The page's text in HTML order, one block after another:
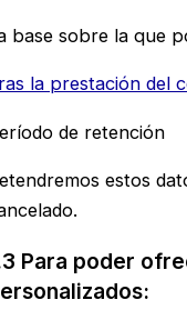
base sobre la que
la prestación del
de retención
estos
Para poder